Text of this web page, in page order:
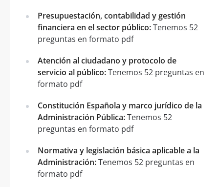
Presupuestación, contabilidad y gestión
financiera en el sector público:Tenemos 52
preguntas en formato pdf
Atención al ciudadano y protocolo de
servicio al público:Tenemos 52 preguntas en
formato pdf
Constitución Española y marco jurídico de la
Administración Pública:Tenemos 52
preguntas en formato pdf
Normativa y legislación básica aplicable a la
Administración:Tenemos 52 preguntas en
formato pdf